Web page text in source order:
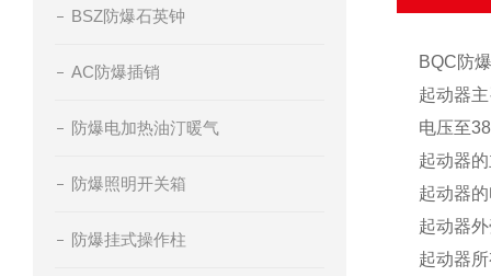
BSZ防爆石英钟
AC防爆插销
防爆电加热油汀暖气
防爆照明开关箱
防爆挂式操作柱
BQC防
起动器
电压至
起动器
起动器
起动器
起动器